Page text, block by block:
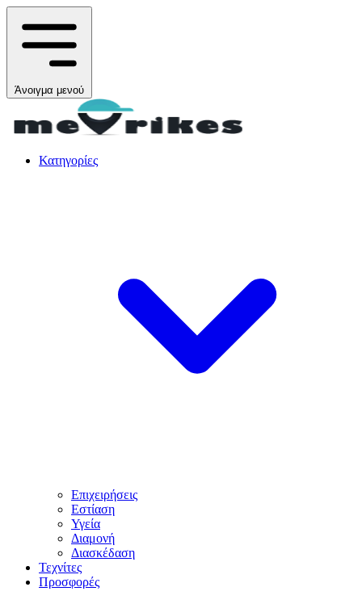
Άνοιγμα μενού
Κατηγορίες
Επιχειρήσεις
Εστίαση
Υγεία
Διαμονή
Διασκέδαση
Τεχνίτες
Προσφορές